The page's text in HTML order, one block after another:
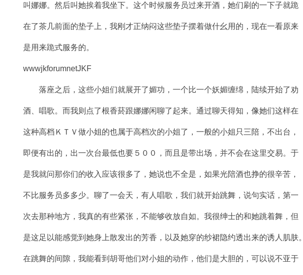
叫娜娜。然后叫她挨着我坐下。这个时候服务员过来开酒，她们刷的一下子就跪
在了茶几前面的垫子上，我刚才正纳闷这些垫子摆着做什幺用的，现在一看原来
是用来跪式服务的。
wwwjkforumnetJKF
落座之后，这些小姐们就展开了媚功，一个比一个妖媚缠绵，陆续开始了劝
酒、唱歌。而我则点了根香菸跟娜娜闲聊了起来。通过聊天得知，像她们这样在
这种高档ＫＴＶ做小姐的也属于高档次的小姐了，一般的小姐只三陪，不出台，
即便有出的，出一次台最低也要５００，而且是带出场，并不会在这里交易。于
是我就问那你们的收入应该很多了，她说也不全是，如果光陪酒也挣的很辛苦，
不比服务员多多少。聊了一会天，有人唱歌，我们就开始跳舞，说句实话，第一
次去那种地方，我真的有些紧张，不能够收放自如。我很绅士的和她跳着舞，但
是这足以能感觉到她身上散发出的芳香，以及她穿的纱裙隐约透出来的诱人肌肤。
在跳舞的间隙，我能看到胡哥他们对小姐的动作，他们是大胆的，可以说不亚于